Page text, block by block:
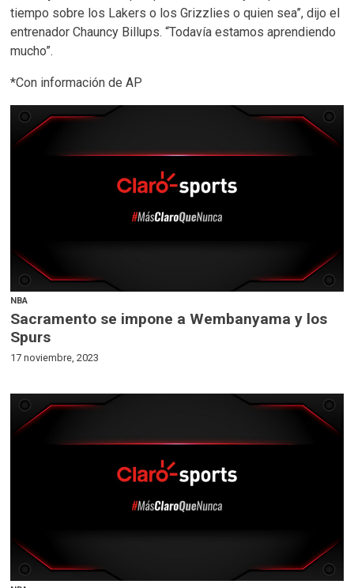
tiempo sobre los Lakers o los Grizzlies o quien sea”, dijo el
entrenador Chauncy Billups. “Todavía estamos aprendiendo
mucho”.
*Con información de AP
NBA
Sacramento se impone a Wembanyama y los
Spurs
17 noviembre, 2023